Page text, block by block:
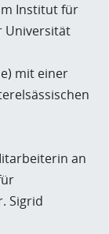
Institut für
Universität
mit einer
an
Sigrid